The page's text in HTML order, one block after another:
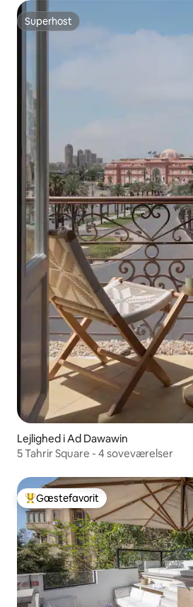
Superhost
Superhost
Lejlighed i Ad Dawawin
5 Tahrir Square - 4 soveværelser
Bedste gæstefavorit
Gæstefavorit